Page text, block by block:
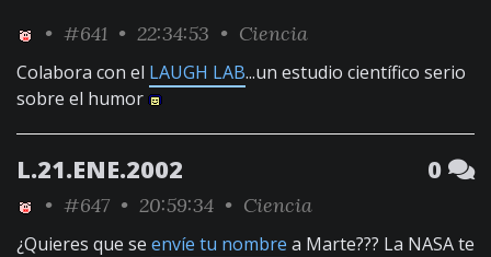
• #641 • 22:34:53 • Ciencia
Colabora con el LAUGH LAB...un estudio científico serio
sobre el humor
L.21.ENE.2002 0
• #647 • 20:59:34 • Ciencia
¿Quieres que se envíe tu nombre a Marte??? La NASA te